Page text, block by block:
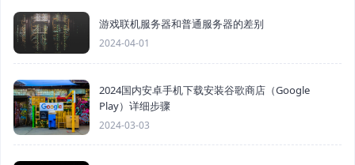
游戏联机服务器和普通服务器的差别
2024-04-01
2024国内安卓手机下载安装谷歌商店（Google
Play）详细步骤
2024-03-03